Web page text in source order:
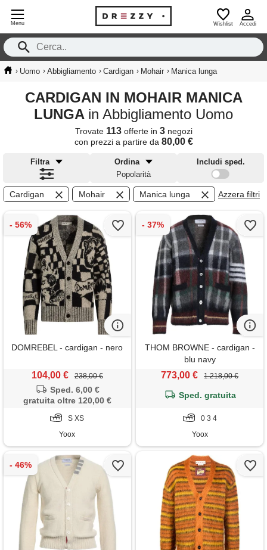
Menu Wishlist Accedi
› Uomo › Abbigliamento › Cardigan › Mohair › Manica lunga
CARDIGAN IN MOHAIR MANICA
LUNGA in Abbigliamento Uomo
Trovate 113offerte in 3negozi
con prezzi a partire da 80,00 €
Filtra
Ordina
Popolarità
Includi sped.
Cardigan Mohair Manica lunga Azzera filtri
DOMREBEL - cardigan - nero
104,00 € 238,00 €
Sped. 6,00 €
gratuita oltre 120,00 €
S XS
Yoox
THOM BROWNE - cardigan -
blu navy
773,00 € 1.218,00 €
Sped. gratuita
0 3 4
Yoox